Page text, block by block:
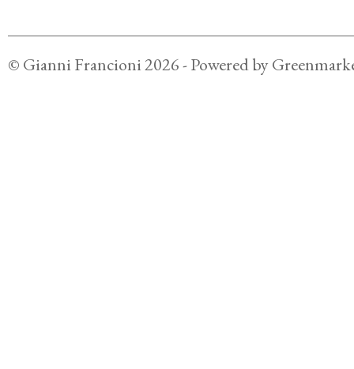
© Gianni Francioni2026- Powered by